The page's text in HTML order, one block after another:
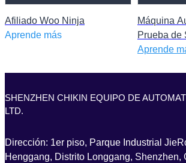
Afiliado Woo Ninja
Aprende más
Máquina
Prueba de
para PCB
Tornillo
Aprende
SHENZHEN CHIKIN EQUIPO DE
LTD.
Dirección: 1er piso, Parque Industrial
Henggang, Distrito Longgang, Shenzhen,